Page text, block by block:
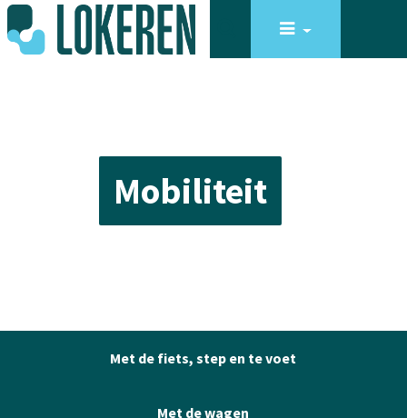
Mobiliteit
Met de fiets, step en te voet
Met de wagen